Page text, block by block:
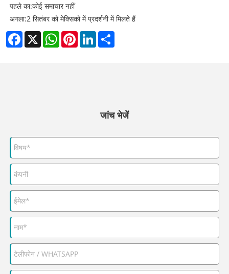
पहले का:कोई समाचार नहीं
अगला:2 सितंबर को मेक्सिको में प्रदर्शनी में मिलते हैं
Facebook
X WhatsAppPinterestLinkedIn
जांच भेजें